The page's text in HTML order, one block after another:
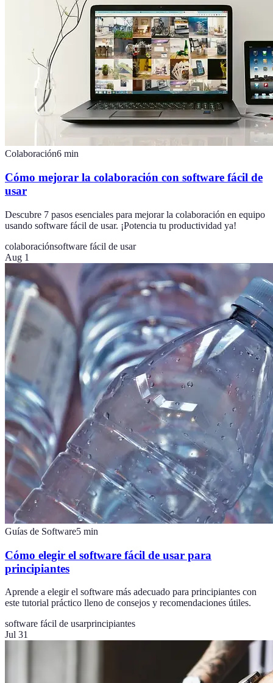
Colaboración6 min
Cómo mejorar la colaboración con software fácil de
usar
Descubre 7 pasos esenciales para mejorar la colaboración en equipo
usando software fácil de usar. ¡Potencia tu productividad ya!
colaboraciónsoftware fácil de usar
Aug 1
Guías de Software5 min
Cómo elegir el software fácil de usar para
principiantes
Aprende a elegir el software más adecuado para principiantes con
este tutorial práctico lleno de consejos y recomendaciones útiles.
software fácil de usarprincipiantes
Jul 31